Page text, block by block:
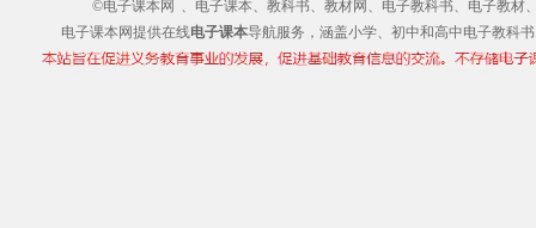
©电子课本网 、电子课本、教科书、教材网、电子教科书、电子教材
电子课本网提供在线电子课本导航服务，涵盖小学、初中和高中电子教科